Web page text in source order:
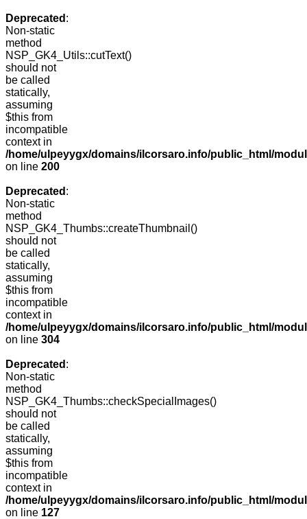
Deprecated :
Non-static
method
NSP_GK4_Utils::cutText()
should not
be called
statically,
assuming
$this from
incompatible
context in
/home/ulpeyygx/domains/ilcorsaro.info/public_html/
on line 200
Deprecated :
Non-static
method
NSP_GK4_Thumbs::createThumbnail()
should not
be called
statically,
assuming
$this from
incompatible
context in
/home/ulpeyygx/domains/ilcorsaro.info/public_html/
on line 304
Deprecated :
Non-static
method
NSP_GK4_Thumbs::checkSpecialImages()
should not
be called
statically,
assuming
$this from
incompatible
context in
/home/ulpeyygx/domains/ilcorsaro.info/public_html/
on line 127